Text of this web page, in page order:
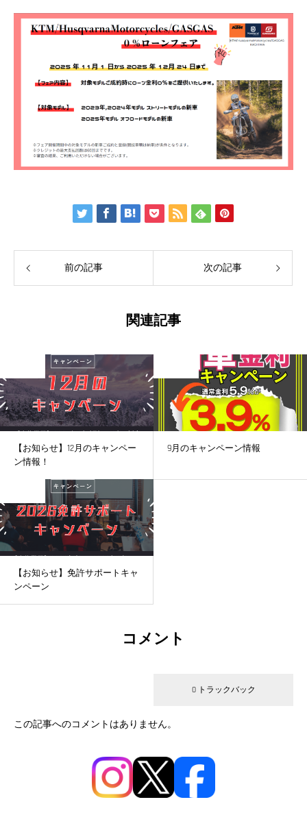
前の記事 次の記事
関連記事
【お知らせ】12月のキャンペー
ン情報！
9月のキャンペーン情報
【お知らせ】免許サポートキャ
ンペーン
コメント
0 トラックバック
この記事へのコメントはありません。